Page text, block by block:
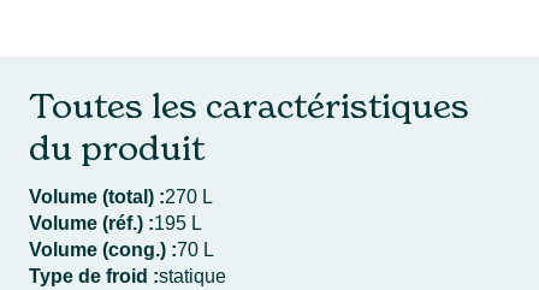
Toutes les caractéristiques
du produit
Volume (total) :270 L
Volume (réf.) :195 L
Volume (cong.) :70 L
Type de froid :statique